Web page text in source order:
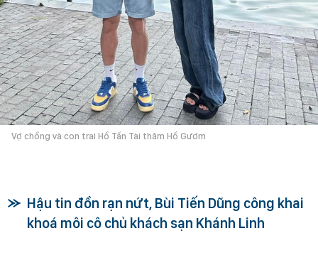
Vợ chồng và con trai Hồ Tấn Tài thăm Hồ Gươm
Hậu tin đồn rạn nứt, Bùi Tiến Dũng công khai
khoá môi cô chủ khách sạn Khánh Linh